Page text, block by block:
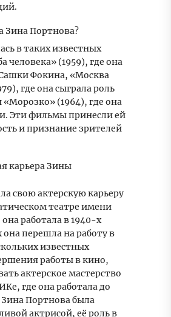
Зина Портнова?
в таких известных
человека» (1959), где она
Фокина, «Москва
где она сыграла роль
(1964), где она
Эти фильмы принесли ей
и признание зрителей
карьера Зины
свою актерскую карьеру
театре имени
работала в 1940-х
она перешла на работу в
известных
работы в кино,
актерское мастерство
где она работала до
Портнова была
актрисой, её роль в